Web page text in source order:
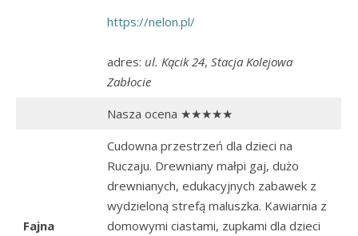
https://nelon.pl/
adres: ul. Kącik 24, Stacja Kolejowa
Zabłocie
Nasza ocena ★★★★★
Fajna
Cudowna przestrzeń dla dzieci na
Ruczaju. Drewniany małpi gaj, dużo
drewnianych, edukacyjnych zabawek z
wydzieloną strefą maluszka. Kawiarnia z
domowymi ciastami, zupkami dla dzieci